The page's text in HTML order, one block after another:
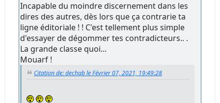
Incapable du moindre discernement dans les
dires des autres, dès lors que ça contrarie ta
ligne éditoriale ! ! C'est tellement plus simple
d'essayer de dégommer tes contradicteurs.. .
La grande classe quoi...
Mouarf !
Citation de: dechab le Février 07, 2021, 19:49:28